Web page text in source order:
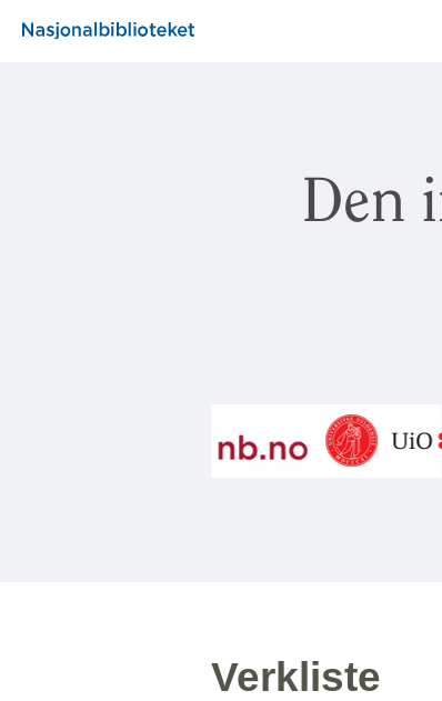
Den
Verkliste